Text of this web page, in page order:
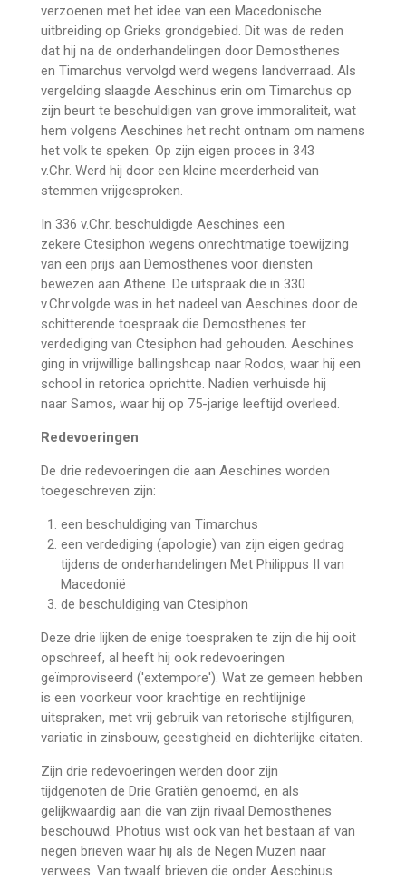
verzoenen met het idee van een Macedonische
uitbreiding op Grieks grondgebied. Dit was de reden
dat hij na de onderhandelingen door Demosthenes
en Timarchus vervolgd werd wegens landverraad. Als
vergelding slaagde Aeschinus erin om Timarchus op
zijn beurt te beschuldigen van grove immoraliteit, wat
hem volgens Aeschines het recht ontnam om namens
het volk te speken. Op zijn eigen proces in 343
v.Chr. Werd hij door een kleine meerderheid van
stemmen vrijgesproken.
In 336 v.Chr. beschuldigde Aeschines een
zekere Ctesiphon wegens onrechtmatige toewijzing
van een prijs aan Demosthenes voor diensten
bewezen aan Athene. De uitspraak die in 330
v.Chr.volgde was in het nadeel van Aeschines door de
schitterende toespraak die Demosthenes ter
verdediging van Ctesiphon had gehouden. Aeschines
ging in vrijwillige ballingshcap naar Rodos, waar hij een
school in retorica oprichtte. Nadien verhuisde hij
naar Samos, waar hij op 75-jarige leeftijd overleed.
Redevoeringen
De drie redevoeringen die aan Aeschines worden
toegeschreven zijn:
een beschuldiging van Timarchus
een verdediging (apologie) van zijn eigen gedrag
tijdens de onderhandelingen Met Philippus II van
Macedonië
de beschuldiging van Ctesiphon
Deze drie lijken de enige toespraken te zijn die hij ooit
opschreef, al heeft hij ook redevoeringen
geïmproviseerd ('extempore'). Wat ze gemeen hebben
is een voorkeur voor krachtige en rechtlijnige
uitspraken, met vrij gebruik van retorische stijlfiguren,
variatie in zinsbouw, geestigheid en dichterlijke citaten.
Zijn drie redevoeringen werden door zijn
tijdgenoten de Drie Gratiën genoemd, en als
gelijkwaardig aan die van zijn rivaal Demosthenes
beschouwd. Photius wist ook van het bestaan af van
negen brieven waar hij als de Negen Muzen naar
verwees. Van twaalf brieven die onder Aeschinus